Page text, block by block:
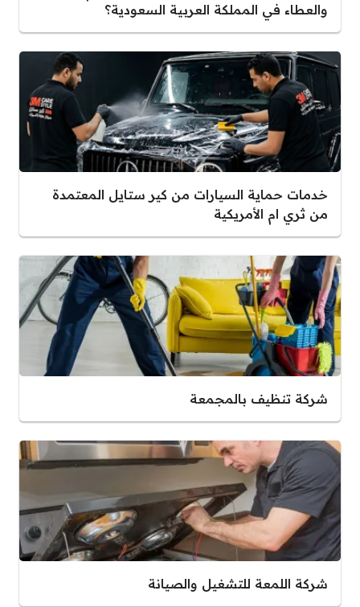
والعطاء في المملكة العربية السعودية؟
خدمات حماية السيارات من كير ستايل المعتمدة
من ثري ام الأمريكية
شركة تنظيف بالمجمعة
شركة اللمعة للتشغيل والصيانة